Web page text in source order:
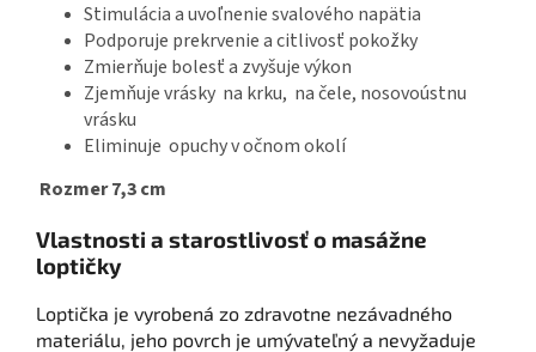
Stimulácia a uvoľnenie svalového napätia
Podporuje prekrvenie a citlivosť pokožky
Zmierňuje bolesť a zvyšuje výkon
Zjemňuje vrásky na krku, na čele, nosovoústnu
vrásku
Eliminuje opuchy v očnom okolí
Rozmer 7,3 cm
Vlastnosti a starostlivosť o masážne
loptičky
Loptička je vyrobená zo zdravotne nezávadného
materiálu, jeho povrch je umývateľný a nevyžaduje